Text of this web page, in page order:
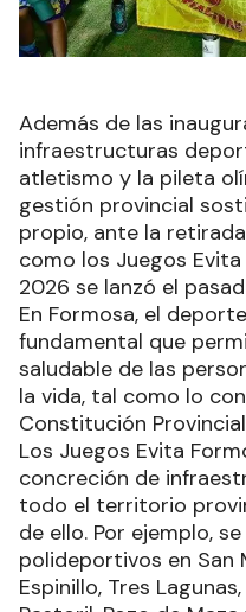
Además de las
infraestructuras
atletismo y la pileta
gestión provincial
propio, ante la
como los Juegos
2026 se lanzó el
En Formosa, el
fundamental que
saludable de las
la vida, tal como lo
Constitución Provincial.
Los Juegos Evita
concreción de
todo el territorio